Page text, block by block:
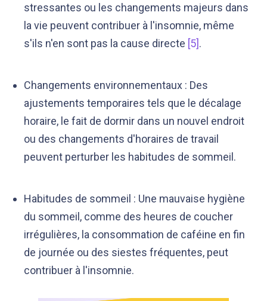
stressantes ou les changements majeurs dans
la vie peuvent contribuer à l'insomnie, même
s'ils n'en sont pas la cause directe [5].
Changements environnementaux : Des
ajustements temporaires tels que le décalage
horaire, le fait de dormir dans un nouvel endroit
ou des changements d'horaires de travail
peuvent perturber les habitudes de sommeil.
Habitudes de sommeil : Une mauvaise hygiène
du sommeil, comme des heures de coucher
irrégulières, la consommation de caféine en fin
de journée ou des siestes fréquentes, peut
contribuer à l'insomnie.